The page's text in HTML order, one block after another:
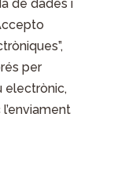
de dades i
per
electrònic,